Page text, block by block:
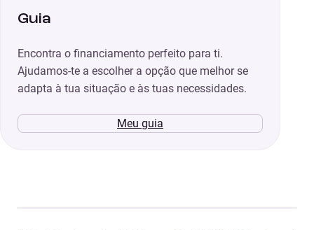
Guia
Encontra o financiamento perfeito para ti.
Ajudamos-te a escolher a opção que melhor se
adapta à tua situação e às tuas necessidades.
Meu guia